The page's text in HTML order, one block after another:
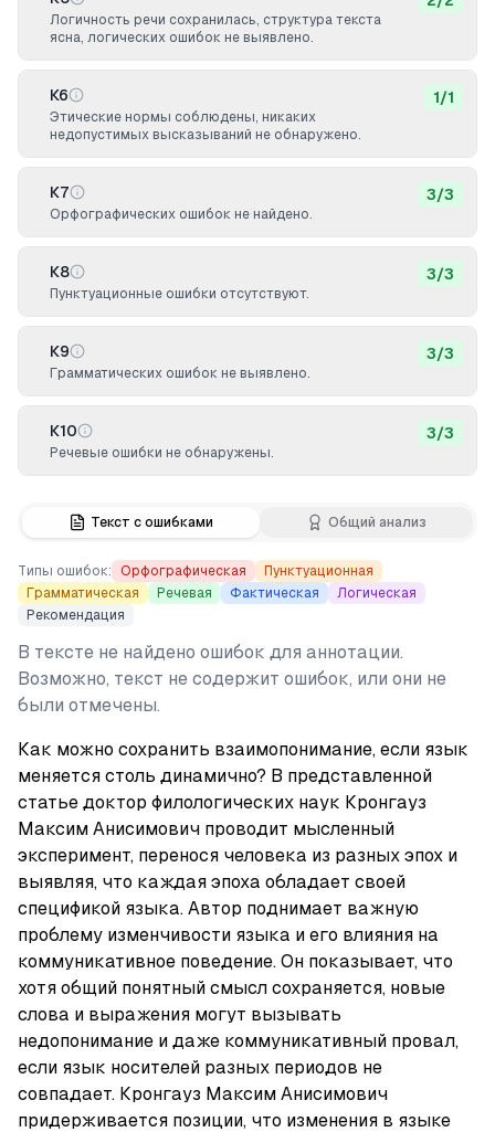
Текст с ошибками Общий анализ
Типы ошибок: Орфографическая
Пунктуационная
Грамматическая
Речевая Фактическая
Логическая
Рекомендация
В тексте не найдено ошибок для аннотации.
Возможно, текст не содержит ошибок, или они не
были отмечены.
Как можно сохранить взаимопонимание, если язык
меняется столь динамично? В представленной
статье доктор филологических наук Кронгауз
Максим Анисимович проводит мысленный
эксперимент, перенося человека из разных эпох и
выявляя, что каждая эпоха обладает своей
спецификой языка. Автор поднимает важную
проблему изменчивости языка и его влияния на
коммуникативное поведение. Он показывает, что
хотя общий понятный смысл сохраняется, новые
слова и выражения могут вызывать
недопонимание и даже коммуникативный провал,
если язык носителей разных периодов не
совпадает. Кронгауз Максим Анисимович
придерживается позиции, что изменения в языке
Логичность речи сохранилась, структура текста
ясна, логических ошибок не выявлено.
К6
Этические нормы соблюдены, никаких
недопустимых высказываний не обнаружено.
1/1
К7
Орфографических ошибок не найдено.
3/3
К8
Пунктуационные ошибки отсутствуют.
3/3
К9
Грамматических ошибок не выявлено.
3/3
К10
Речевые ошибки не обнаружены.
3/3